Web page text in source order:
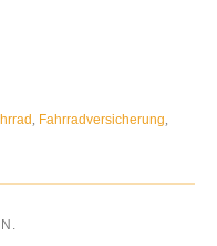
, Fahrradversicherung,